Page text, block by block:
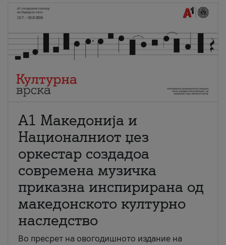
А1 Македонија и
Националниот џез
оркестар создадоа
современа музичка
приказна инспирирана од
македонското културно
наследство
Во пресрет на овогодишното издание на